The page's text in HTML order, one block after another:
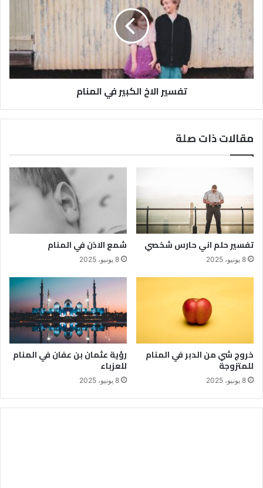
تفسير الاخ الكبير في المنام
مقالات ذات صلة
تفسير حلم اني حارس شخصي
8 يونيو، 2025
شمع الاذن في المنام
8 يونيو، 2025
خروج شي من الدبر في المنام
للمتزوجة
8 يونيو، 2025
رؤية عثمان بن عفان في المنام
للعزباء
8 يونيو، 2025